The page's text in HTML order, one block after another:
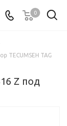
0
TECUMSEH TAG
Z под